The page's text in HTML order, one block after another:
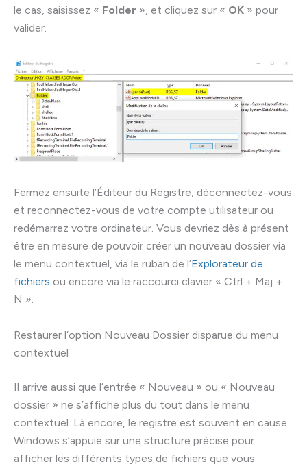
le cas, saisissez « Folder », et cliquez sur « OK » pour
valider.
Fermez ensuite l’Éditeur du Registre, déconnectez-vous
et reconnectez-vous de votre compte utilisateur ou
redémarrez votre ordinateur. Vous devriez dès à présent
être en mesure de pouvoir créer un nouveau dossier via
le menu contextuel, via le ruban de l’Explorateur de
fichiers ou encore via le raccourci clavier « Ctrl + Maj +
N ».
Restaurer l‘option Nouveau Dossier disparue du menu
contextuel
Il arrive aussi que l’entrée « Nouveau » ou « Nouveau
dossier » ne s’affiche plus du tout dans le menu
contextuel. Là encore, le registre est souvent en cause.
Windows s’appuie sur une structure précise pour
afficher les différents types de fichiers que vous